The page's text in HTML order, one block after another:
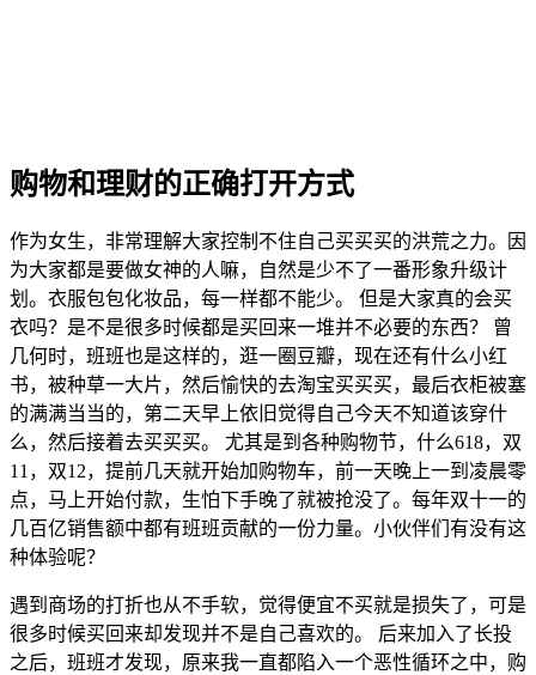
购物和理财的正确打开方式
作为女生，非常理解大家控制不住自己买买买的洪荒之力。因
为大家都是要做女神的人嘛，自然是少不了一番形象升级计
划。衣服包包化妆品，每一样都不能少。 但是大家真的会买
衣吗？是不是很多时候都是买回来一堆并不必要的东西？ 曾
几何时，班班也是这样的，逛一圈豆瓣，现在还有什么小红
书，被种草一大片，然后愉快的去淘宝买买买，最后衣柜被塞
的满满当当的，第二天早上依旧觉得自己今天不知道该穿什
么，然后接着去买买买。 尤其是到各种购物节，什么618，双
11，双12，提前几天就开始加购物车，前一天晚上一到凌晨零
点，马上开始付款，生怕下手晚了就被抢没了。每年双十一的
几百亿销售额中都有班班贡献的一份力量。小伙伴们有没有这
种体验呢？
遇到商场的打折也从不手软，觉得便宜不买就是损失了，可是
很多时候买回来却发现并不是自己喜欢的。 后来加入了长投
之后，班班才发现，原来我一直都陷入一个恶性循环之中，购